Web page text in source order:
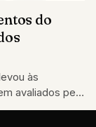
do
às
avaliados pela